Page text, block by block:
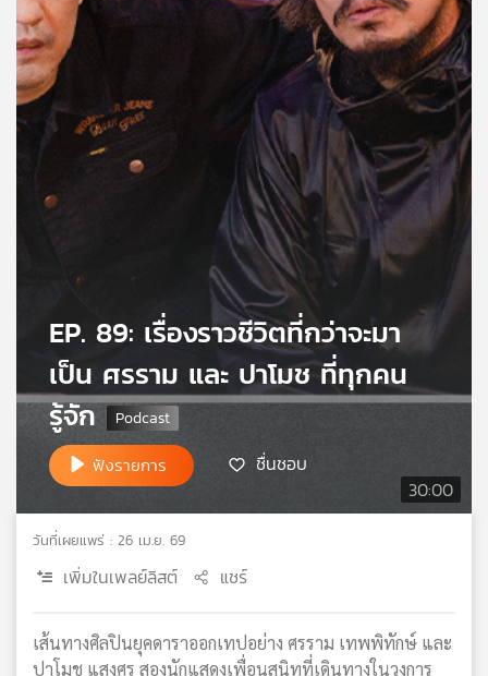
ข่าว
และ
กิจกรรม
เกี่ยว
เครือ
ไทย
วิทยุ
ข่าย
30:00
EP. 89: เรื่องราวชีวิตที่กว่าจะมา
เป็น ศรราม และ ปาโมช ที่ทุกคน
รู้จัก
ฟังรายการ ชื่นชอบ
วันที่เผยแพร่ : 26 เม.ย. 69
เพิ่มในเพลย์ลิสต์ แชร์
เส้นทางศิลปินยุคดาราออกเทปอย่าง ศรราม เทพพิทักษ์ และ
ปาโมช แสงศร สองนักแสดงเพื่อนสนิทที่เดินทางในวงการ